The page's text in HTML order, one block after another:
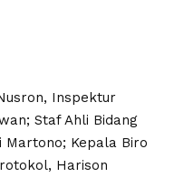
Inspektur
Staf Ahli Bidang
Martono; Kepala Biro
Harison